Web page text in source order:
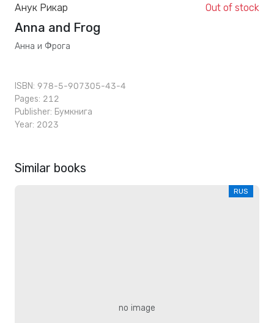
Анук Рикар Out of stock
Anna and Frog
Анна и Фрога
ISBN: 978-5-907305-43-4
Pages: 212
Publisher: Бумкнига
Year: 2023
Similar books
RUS
no image